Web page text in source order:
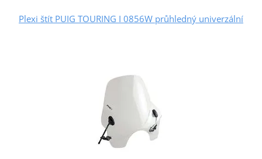
Plexi štít PUIG TOURING I 0856W průhledný univerzální